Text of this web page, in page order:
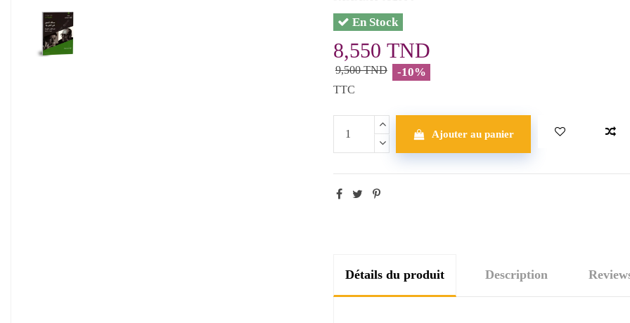
En Stock
8,550 TND
9,500 TND -10%
TTC
Ajouter au panier
Détails du produit Description